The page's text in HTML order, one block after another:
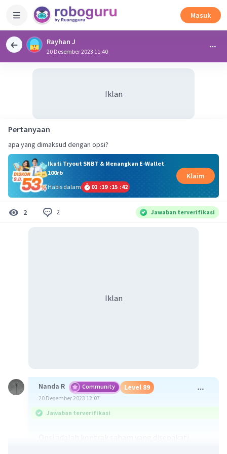
Masuk
Rayhan J
20 Desember 2023 11:40
Iklan
Pertanyaan
apa yang dimaksud dengan opsi?
Ikuti Tryout SNBT & Menangkan E-Wallet
100rb
Habis dalam
01 :19 :15 :42
Klaim
2 2 Jawaban terverifikasi
Iklan
Nanda R Community Level 89
20 Desember 2023 12:07
Jawaban terverifikasi